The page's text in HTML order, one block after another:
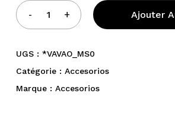
Ajouter
UGS : *VAVAO_MS0
Catégorie : Accesorios
Marque : Accesorios